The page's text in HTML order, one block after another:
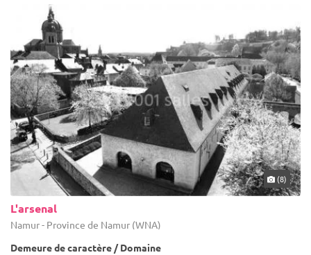
(8)
L'arsenal
Namur - Province de Namur (WNA)
Demeure de caractère / Domaine